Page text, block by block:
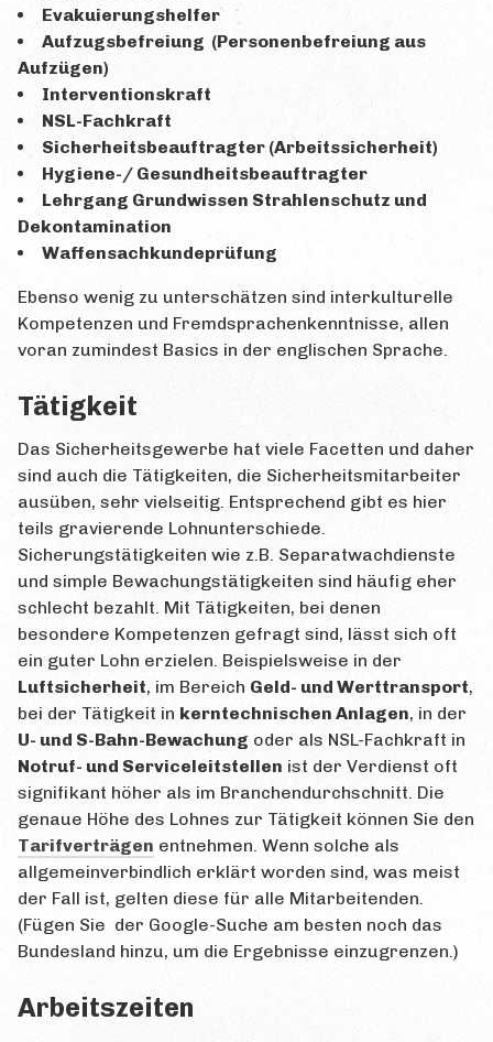
Evakuierungshelfer
Aufzugsbefreiung (Personenbefreiung aus
Aufzügen)
Interventionskraft
NSL-Fachkraft
Sicherheitsbeauftragter (Arbeitssicherheit)
Hygiene-/ Gesundheitsbeauftragter
Lehrgang Grundwissen Strahlenschutz und
Dekontamination
Waffensachkundeprüfung
Ebenso wenig zu unterschätzen sind interkulturelle
Kompetenzen und Fremdsprachenkenntnisse, allen
voran zumindest Basics in der englischen Sprache.
Tätigkeit
Das Sicherheitsgewerbe hat viele Facetten und daher
sind auch die Tätigkeiten, die Sicherheitsmitarbeiter
ausüben, sehr vielseitig. Entsprechend gibt es hier
teils gravierende Lohnunterschiede.
Sicherungstätigkeiten wie z.B. Separatwachdienste
und simple Bewachungstätigkeiten sind häufig eher
schlecht bezahlt. Mit Tätigkeiten, bei denen
besondere Kompetenzen gefragt sind, lässt sich oft
ein guter Lohn erzielen. Beispielsweise in der
Luftsicherheit, im Bereich Geld- und Werttransport,
bei der Tätigkeit in kerntechnischen Anlagen, in der
U- und S-Bahn-Bewachung oder als NSL-Fachkraft in
Notruf- und Serviceleitstellen ist der Verdienst oft
signifikant höher als im Branchendurchschnitt. Die
genaue Höhe des Lohnes zur Tätigkeit können Sie den
Tarifverträgen entnehmen. Wenn solche als
allgemeinverbindlich erklärt worden sind, was meist
der Fall ist, gelten diese für alle Mitarbeitenden.
(Fügen Sie der Google-Suche am besten noch das
Bundesland hinzu, um die Ergebnisse einzugrenzen.)
Arbeitszeiten